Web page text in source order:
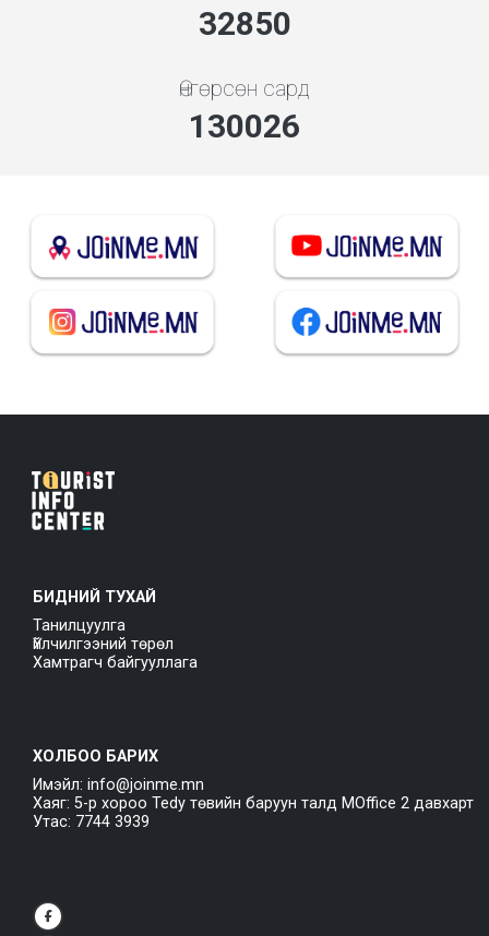
35196
Өнгөрсөн сард
139314
БИДНИЙ ТУХАЙ
Танилцуулга
Үйлчилгээний төрөл
Хамтрагч байгууллага
ХОЛБОО БАРИХ
Имэйл: info@joinme.mn
Хаяг: 5-р хороо Tedy төвийн баруун талд MOffice 2 давхарт
Утас: 7744 3939